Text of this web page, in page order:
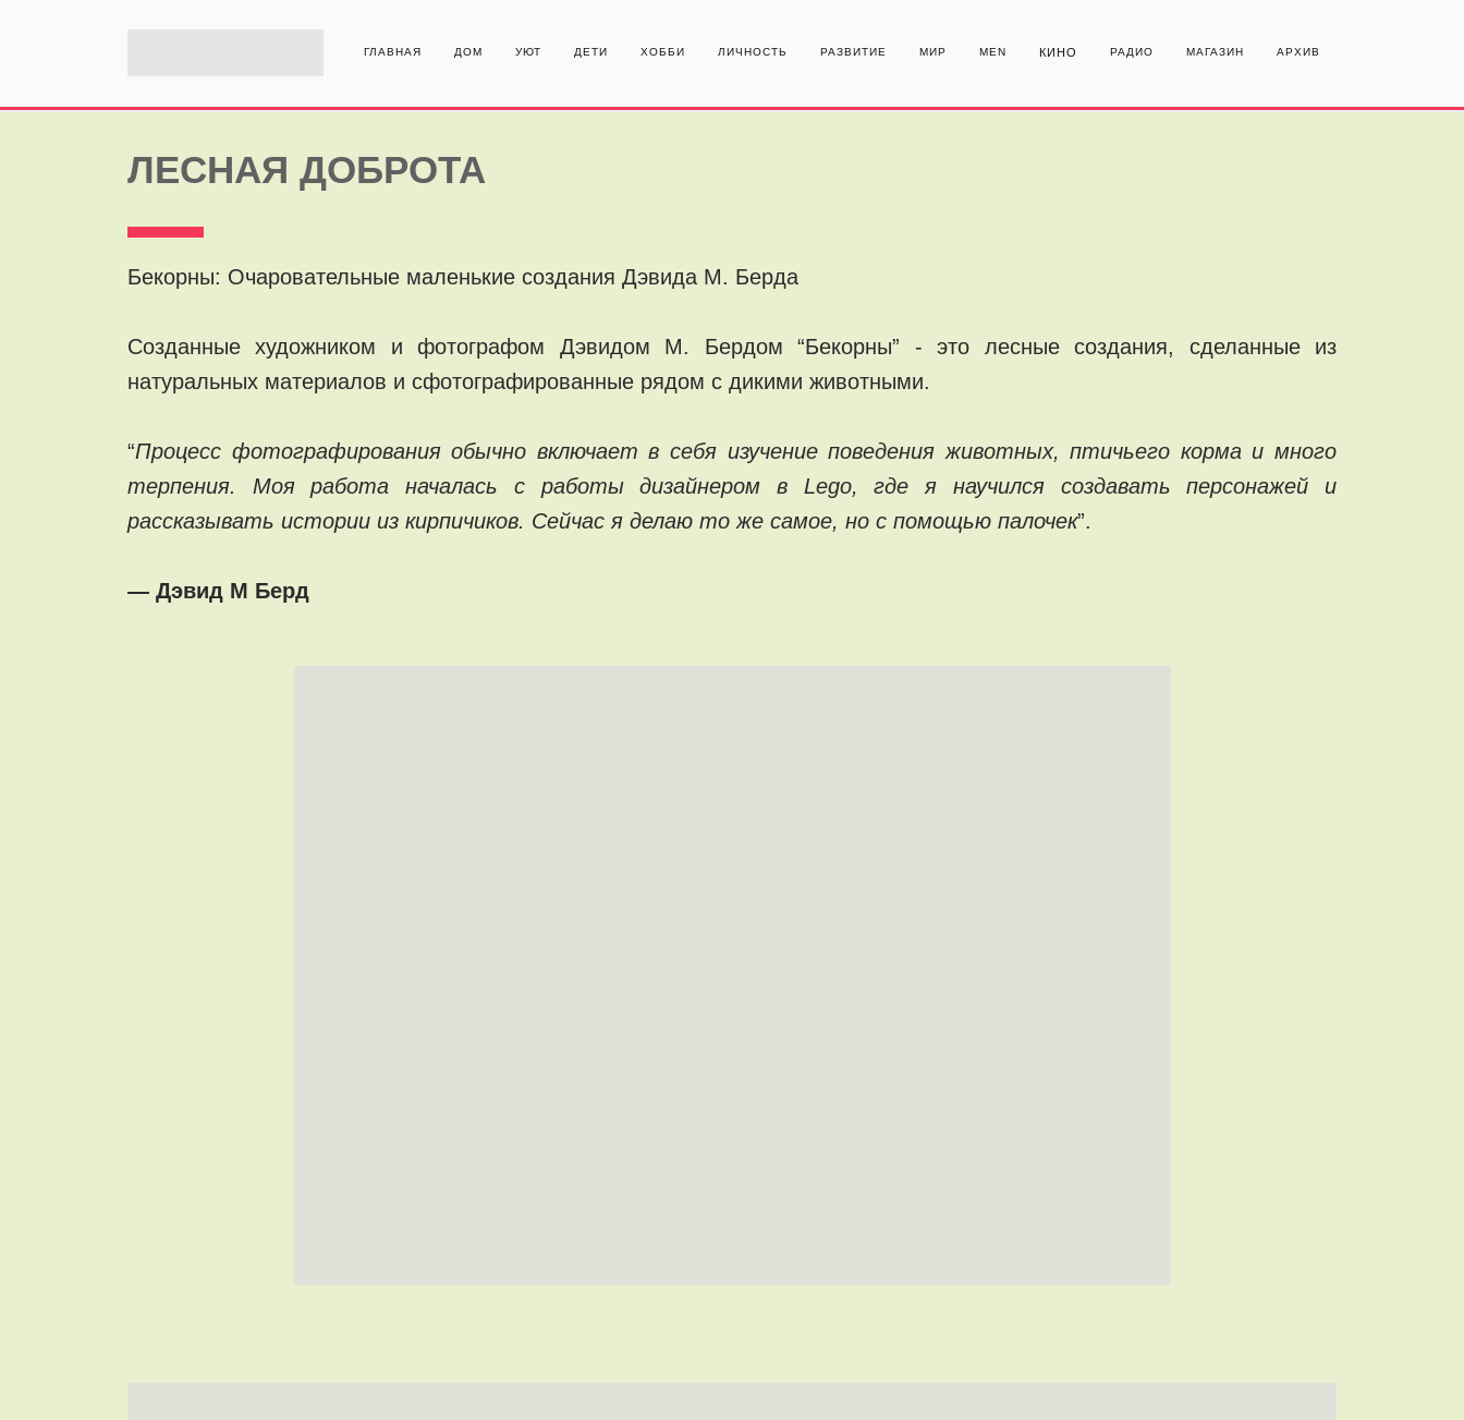
ГЛАВНАЯ ДОМ УЮТ ДЕТИ ХОББИ ЛИЧНОСТЬ РАЗВИТИЕ МИР MEN КИНО РАДИО МАГАЗИН АРХИВ
ЛЕСНАЯ ДОБРОТА
Бекорны: Очаровательные маленькие создания Дэвида М. Берда
Созданные художником и фотографом Дэвидом М. Бердом “Бекорны” - это лесные создания, сделанные из
натуральных материалов и сфотографированные рядом с дикими животными.
“Процесс фотографирования обычно включает в себя изучение поведения животных, птичьего корма и много
терпения. Моя работа началась с работы дизайнером в Lego, где я научился создавать персонажей и
рассказывать истории из кирпичиков. Сейчас я делаю то же самое, но с помощью палочек”.
— Дэвид М Берд